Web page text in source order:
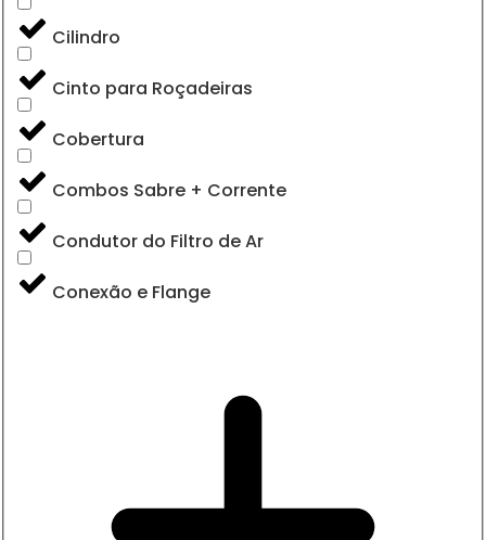
Cilindro
Cinto para Roçadeiras
Cobertura
Combos Sabre + Corrente
Condutor do Filtro de Ar
Conexão e Flange